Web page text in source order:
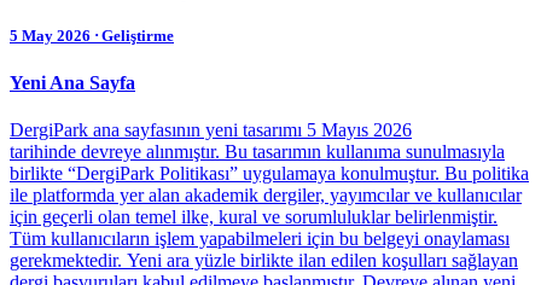
5 May 2026 ᐧ Geliştirme
Yeni Ana Sayfa
DergiPark ana sayfasının yeni tasarımı 5 Mayıs 2026
tarihinde devreye alınmıştır. Bu tasarımın kullanıma sunulmasıyla
birlikte “DergiPark Politikası” uygulamaya konulmuştur. Bu politika
ile platformda yer alan akademik dergiler, yayımcılar ve kullanıcılar
için geçerli olan temel ilke, kural ve sorumluluklar belirlenmiştir.
Tüm kullanıcıların işlem yapabilmeleri için bu belgeyi onaylaması
gerekmektedir. Yeni ara yüzle birlikte ilan edilen koşulları sağlayan